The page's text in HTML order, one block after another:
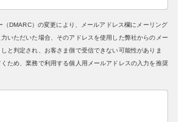
DMARC）の変更により、メールアドレス欄にメーリング
いただいた場合、そのアドレスを使用した弊社からのメー
と判定され、お客さま側で受信できない可能性がありま
ため、業務で利用する個人用メールアドレスの入力を推奨